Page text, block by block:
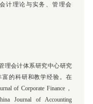
计理论与实务、管理会
理会计体系研究中心研究
的科研和教学经验。在
of Corporate Finance，
Journal of Accounting